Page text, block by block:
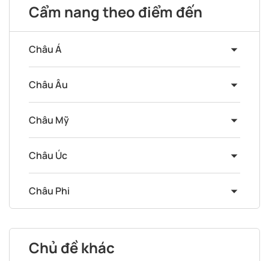
Cẩm nang theo điểm đến
Châu Á
Châu Âu
Châu Mỹ
Châu Úc
Châu Phi
Chủ đề khác